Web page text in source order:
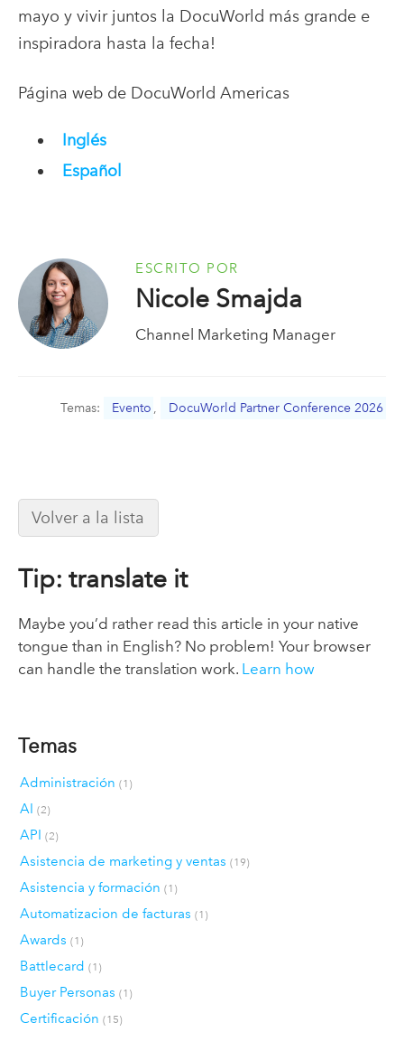
mayo y vivir juntos la DocuWorld más grande e
inspiradora hasta la fecha!
Página web de DocuWorld Americas
Inglés
Español
ESCRITO POR
Nicole Smajda
Channel Marketing Manager
Temas: Evento , DocuWorld Partner Conference 2026
Volver a la lista
Tip: translate it
Maybe you’d rather read this article in your native
tongue than in English? No problem! Your browser
can handle the translation work. Learn how
Temas
Administración (1)
AI (2)
API (2)
Asistencia de marketing y ventas (19)
Asistencia y formación (1)
Automatizacion de facturas (1)
Awards (1)
Battlecard (1)
Buyer Personas (1)
Certificación (15)